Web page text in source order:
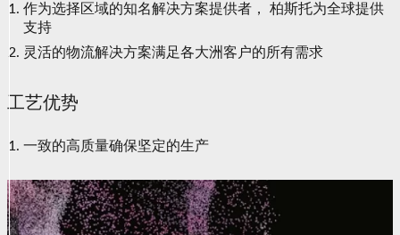
作为选择区域的知名解决方案提供者， 柏斯托为全球提供
支持
灵活的物流解决方案满足各大洲客户的所有需求
工艺优势
一致的高质量确保坚定的生产